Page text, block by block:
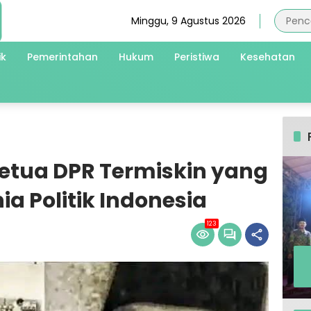
Minggu, 9 Agustus 2026
Pemerintahan Hukum Peristiwa Kesehatan
DPR Termiskin yang
Politik Indonesia
123